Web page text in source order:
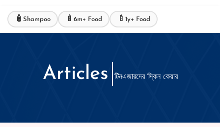
🧴 Shampoo 🍼 6m+ Food 🍼 1y+ Food
Articles টিনএজারদের স্কিন কেয়ার